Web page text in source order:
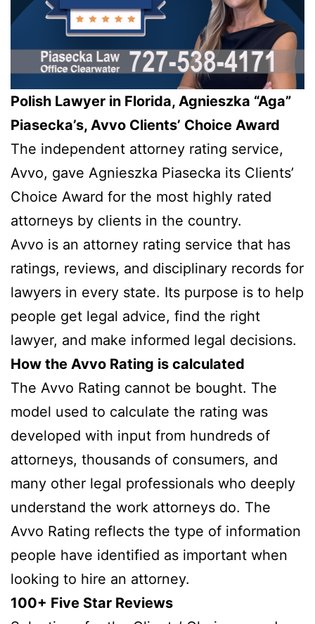
Polish Lawyer in Florida, Agnieszka “Aga”
Piasecka’s, Avvo Clients’ Choice Award
The independent attorney rating service,
Avvo, gave Agnieszka Piasecka its Clients’
Choice Award for the most highly rated
attorneys by clients in the country.
Avvo is an attorney rating service that has
ratings, reviews, and disciplinary records for
lawyers in every state. Its purpose is to help
people get legal advice, find the right
lawyer, and make informed legal decisions.
How the Avvo Rating is calculated
The Avvo Rating cannot be bought. The
model used to calculate the rating was
developed with input from hundreds of
attorneys, thousands of consumers, and
many other legal professionals who deeply
understand the work attorneys do. The
Avvo Rating reflects the type of information
people have identified as important when
looking to hire an attorney.
100+ Five Star Reviews